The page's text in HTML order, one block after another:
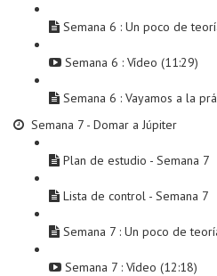
Semana 6 : Un poco de
Semana 6 : Vídeo (11:29)
Semana 6 : Vayamos a la
Semana 7 - Domar a Júpiter
Plan de estudio - Semana 7
Lista de control - Semana 7
Semana 7 : Un poco de
Semana 7 : Vídeo (12:18)